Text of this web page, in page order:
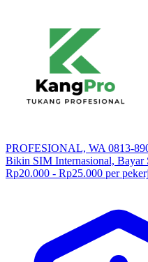
PROFESIONAL, WA 0813-
Bikin SIM Internasional, Bayar
Rp20.000 - Rp25.000 per